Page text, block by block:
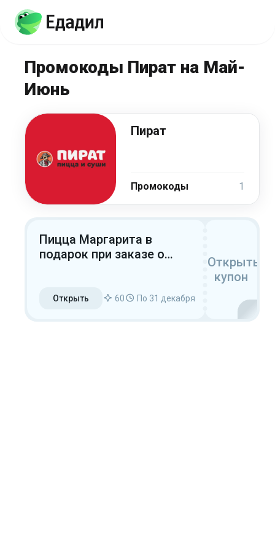
Промокоды Пират на Май-
Июнь
Пират
Промокоды 1
Пицца Маргарита в
подарок при заказе от
Открыть 60 По 31 декабря
Открыть
купон